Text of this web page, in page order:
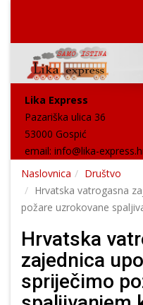
Lika Express
Pazariška ulica 36
53000 Gospić
email: info@lika-
Naslovnica
Društvo
Hrvatska vatrogasna
požare uzrokovane
Hrvatska
zajednica
spriječimo